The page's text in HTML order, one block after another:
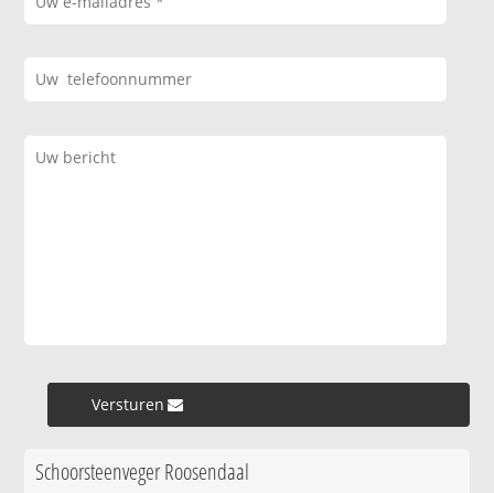
Versturen »
Schoorsteenveger Roosendaal